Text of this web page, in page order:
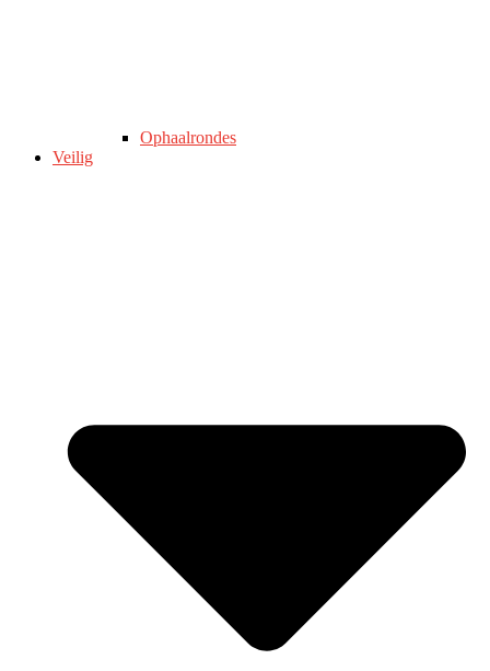
Ophaalrondes
Veilig